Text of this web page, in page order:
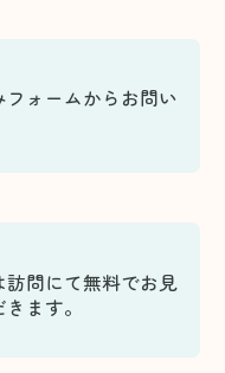
ォームからお問い
訪問にて無料でお見
ます。